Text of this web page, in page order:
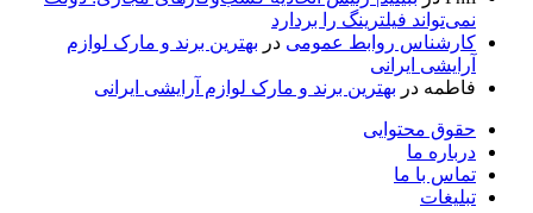
نمی‌تواند فیلترینگ را بردارد
کارشناس روابط عمومی در بهترین برند و مارک لوازم
آرایشی ایرانی
فاطمه در بهترین برند و مارک لوازم آرایشی ایرانی
حقوق محتوایی
درباره ما
تماس با ما
تبلیغات